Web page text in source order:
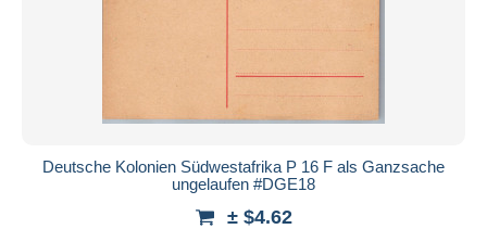
Deutsche Kolonien Südwestafrika P 16 F als Ganzsache
ungelaufen #DGE18
± $4.62